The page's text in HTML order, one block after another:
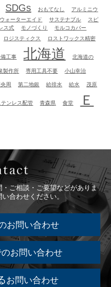
SDGs おもてなし
アルミニウ
ウォーターエイド サステナブル
スピ
ス式 モノづくり モルコカバー
ロジスティクス ロストワックス精密
工事 北海道 北海道の
製作所 専用工具不要 小山幸治
周 第二地銀 給排水 給水 茂原
テンレス配管 青森県 食堂
Ｅ
ご相談・ご要望などがありま
合わせください。
お問い合わせ
お問い合わせ
お問い合わせ